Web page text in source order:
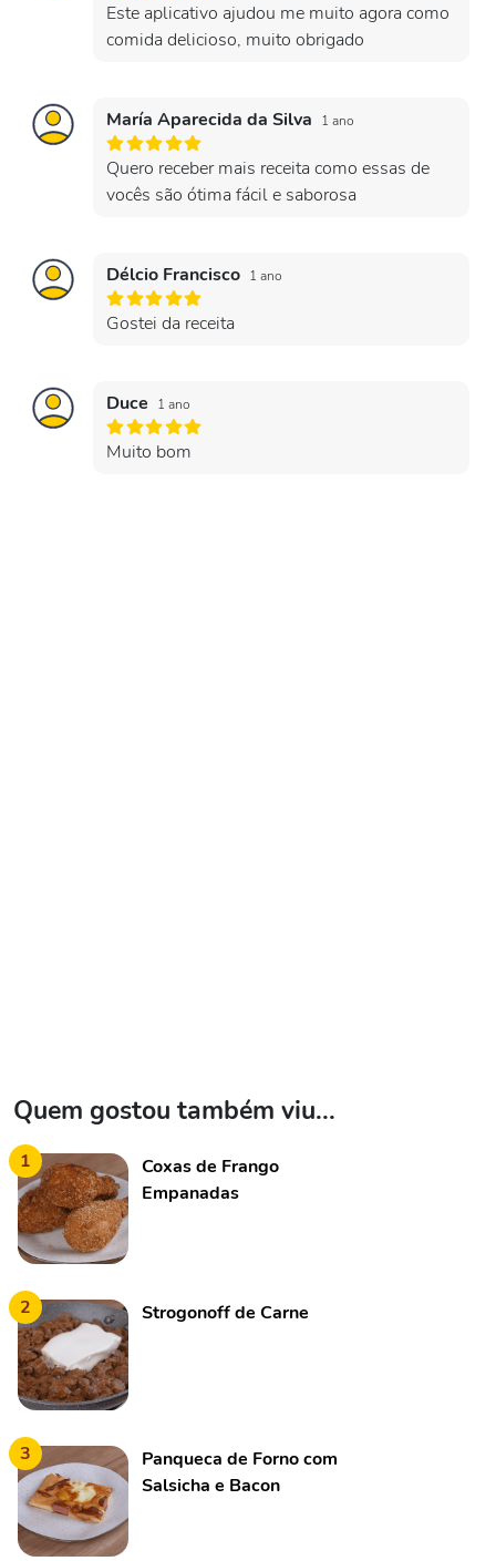
Este aplicativo ajudou me muito agora como
comida delicioso, muito obrigado
María Aparecida da Silva 1 ano
Quero receber mais receita como essas de
vocês são ótima fácil e saborosa
Délcio Francisco 1 ano
Gostei da receita
Duce 1 ano
Muito bom
Quem gostou também viu...
1
Coxas de Frango
Empanadas
2 Strogonoff de Carne
3
Panqueca de Forno com
Salsicha e Bacon